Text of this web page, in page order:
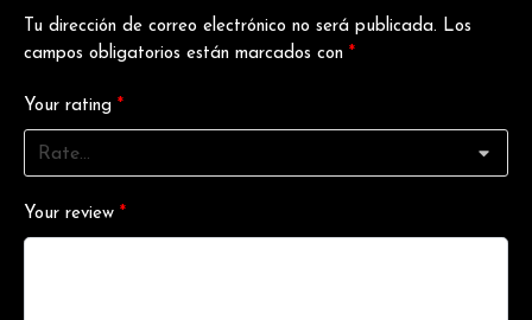
Tu dirección de correo electrónico no será publicada. Los
campos obligatorios están marcados con *
Your rating *
Your review *